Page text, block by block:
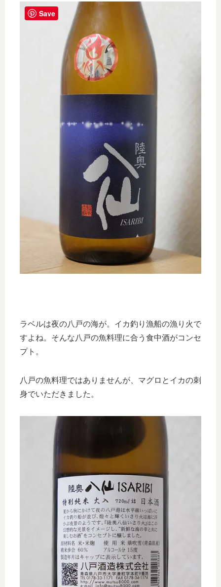
ラベルは夜の八戸の海が。イカ釣り漁船の漁り火で
すよね。そんな八戸の魚料理に合う食中酒がコンセ
プト。
八戸の魚料理ではありませんが、マグロとイカの刺
身でいただきました。
Save